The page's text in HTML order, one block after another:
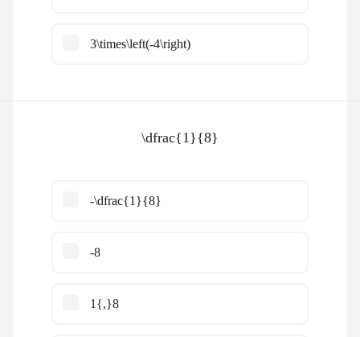
3\times\left(-4\right)
\dfrac{1}{8}
-\dfrac{1}{8}
-8
1{,}8